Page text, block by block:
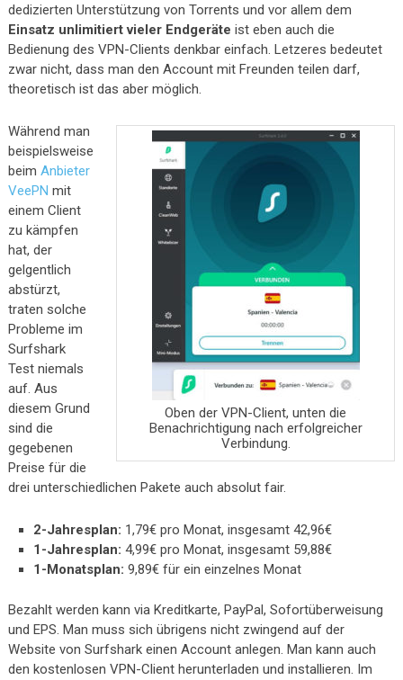
dedizierten Unterstützung von Torrents und vor allem dem
Einsatz unlimitiert vieler Endgeräte ist eben auch die
Bedienung des VPN-Clients denkbar einfach. Letzeres bedeutet
zwar nicht, dass man den Account mit Freunden teilen darf,
theoretisch ist das aber möglich.
Oben der VPN-Client, unten die
Benachrichtigung nach erfolgreicher
Verbindung.
Während man
beispielsweise
beim Anbieter
VeePN mit
einem Client
zu kämpfen
hat, der
gelgentlich
abstürzt,
traten solche
Probleme im
Surfshark
Test niemals
auf. Aus
diesem Grund
sind die
gegebenen
Preise für die
drei unterschiedlichen Pakete auch absolut fair.
2-Jahresplan: 1,79€ pro Monat, insgesamt 42,96€
1-Jahresplan: 4,99€ pro Monat, insgesamt 59,88€
1-Monatsplan: 9,89€ für ein einzelnes Monat
Bezahlt werden kann via Kreditkarte, PayPal, Sofortüberweisung
und EPS. Man muss sich übrigens nicht zwingend auf der
Website von Surfshark einen Account anlegen. Man kann auch
den kostenlosen VPN-Client herunterladen und installieren. Im